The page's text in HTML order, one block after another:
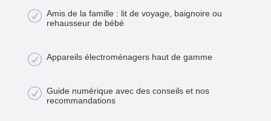
R Amis de la famille : lit de voyage, baignoire ou
rehausseur de bébé
R Appareils électroménagers haut de gamme
R Guide numérique avec des conseils et nos
recommandations